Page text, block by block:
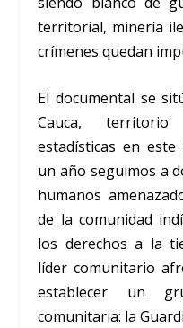
territorial, minería
crímenes quedan
El documental se
Cauca,
estadísticas en
un año seguimos a
humanos
de la comunidad
los derechos a la
líder comunitario
establecer un
comunitaria: la